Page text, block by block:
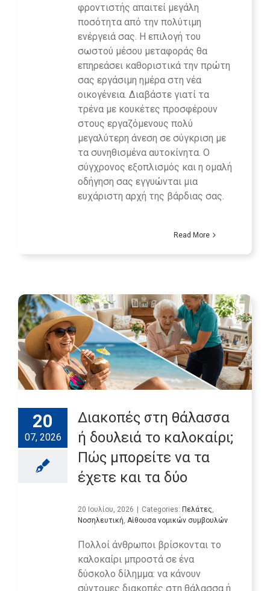
φροντιστής απαιτεί μεγάλη
ποσότητα από την πολύτιμη
ενέργειά σας. Η επιλογή του
σωστού μέσου μεταφοράς θα
επηρεάσει καθοριστικά την πρώτη
σας εργάσιμη ημέρα στη νέα
οικογένεια. Διαβάστε γιατί τα
τρένα με κουκέτες προσφέρουν
στους εργαζόμενους πολύ
μεγαλύτερη άνεση σε σύγκριση με
τα συνηθισμένα αυτοκίνητα. Ο
σύγχρονος εξοπλισμός και η ομαλή
οδήγηση σας εγγυώνται μια
ευχάριστη αρχή της βάρδιας σας.
Read More
20
07, 2026
Διακοπές στη θάλασσα
ή δουλειά το καλοκαίρι;
Πώς μπορείτε να τα
έχετε και τα δύο
20 Ιουλίου, 2026 | Categories: Πελάτες
Νοσηλευτική Αίθουσα νομικών συμβουλών
Πολλοί άνθρωποι βρίσκονται το
καλοκαίρι μπροστά σε ένα
δύσκολο δίλημμα: να κάνουν
σύντομες διακοπές στη θάλασσα ή